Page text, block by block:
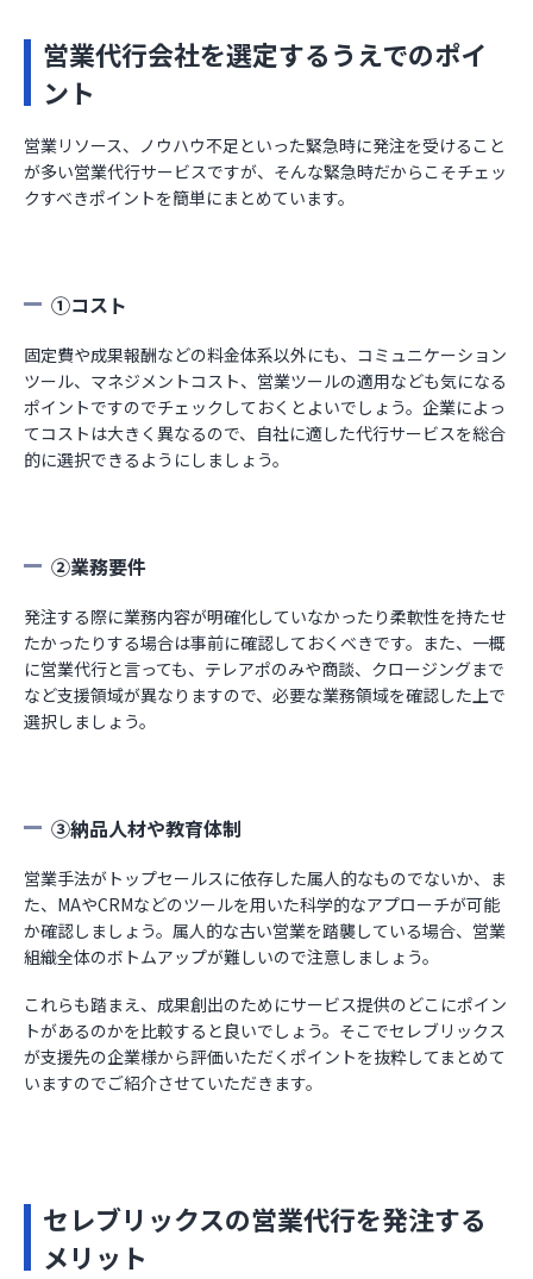
営業代行会社を選定するうえでのポイ
ント
営業リソース、ノウハウ不足といった緊急時に発注を受けること
が多い営業代行サービスですが、そんな緊急時だからこそチェッ
クすべきポイントを簡単にまとめています。
①コスト
固定費や成果報酬などの料金体系以外にも、コミュニケーション
ツール、マネジメントコスト、営業ツールの適用なども気になる
ポイントですのでチェックしておくとよいでしょう。企業によっ
てコストは大きく異なるので、自社に適した代行サービスを総合
的に選択できるようにしましょう。
②業務要件
発注する際に業務内容が明確化していなかったり柔軟性を持たせ
たかったりする場合は事前に確認しておくべきです。また、一概
に営業代行と言っても、テレアポのみや商談、クロージングまで
など支援領域が異なりますので、必要な業務領域を確認した上で
選択しましょう。
③納品人材や教育体制
営業手法がトップセールスに依存した属人的なものでないか、ま
た、MAやCRMなどのツールを用いた科学的なアプローチが可能
か確認しましょう。属人的な古い営業を踏襲している場合、営業
組織全体のボトムアップが難しいので注意しましょう。
これらも踏まえ、成果創出のためにサービス提供のどこにポイン
トがあるのかを比較すると良いでしょう。そこでセレブリックス
が支援先の企業様から評価いただくポイントを抜粋してまとめて
いますのでご紹介させていただきます。
セレブリックスの営業代行を発注する
メリット